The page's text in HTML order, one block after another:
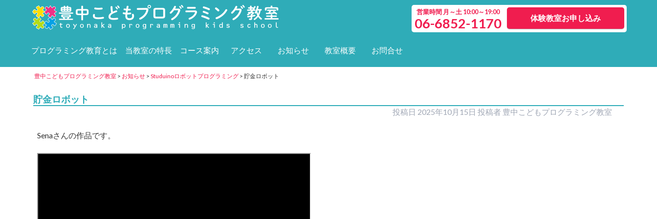
営業時間 月～土 10:00～19:00
06-6852-1170 体験教室お申し込み
プログラミング教育とは 当教室の特長 コース案内 アクセス お知らせ 教室概要 お問合せ
豊中こどもプログラミング教室 > お知らせ > Studuinoロボットプログラミング > 貯金ロボット
貯金ロボット
投稿日 2025年10月15日 投稿者 豊中こどもプログラミング教室
Senaさんの作品です。